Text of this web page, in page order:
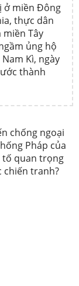
ở miền Đông
thực dân
Tây
ủng hộ
Kì, ngày
thành
chống ngoại
Pháp của
tố quan trọng
chiến tranh?